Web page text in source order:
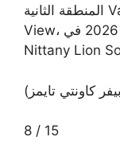
المنطقة الثانية Valley View وWPIAL رقم 2 Valley
View، الجمعة 12 يونيو 2026 في Beard Field في
8 / 15